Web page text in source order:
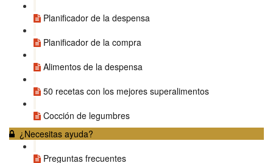
Planificador de la despensa
Planificador de la compra
Alimentos de la despensa
50 recetas con los mejores superalimentos
Cocción de legumbres
¿Necesitas ayuda?
Preguntas frecuentes